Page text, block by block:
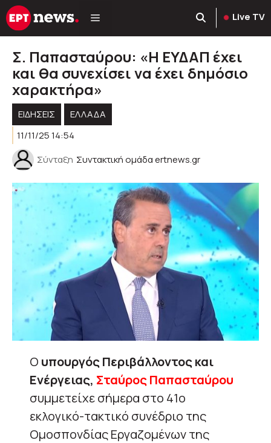
Μετάβαση
σε
Live TV
Σ. Παπασταύρου: «Η ΕΥΔΑΠ έχει
και θα συνεχίσει να έχει δημόσιο
χαρακτήρα»
ΕΙΔΗΣΕΙΣ
ΕΛΛΑΔΑ
11/11/25 14:54
Σύνταξη Συντακτική ομάδα ertnews.gr
Ο υπουργός Περιβάλλοντος και
Ενέργειας, Σταύρος Παπασταύρου
συμμετείχε σήμερα στο 41ο
εκλογικό-τακτικό συνέδριο της
Ομοσπονδίας Εργαζομένων της